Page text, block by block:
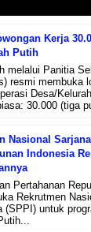
Kerja
Putih
melalui Panitia
resmi membuka
Desa/
30.000 (tiga
Nasional
Indonesia
Pertahanan
Rekrutmen
(SPPI) untuk